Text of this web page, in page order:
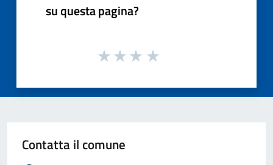
su questa pagina?
Contatta il comune